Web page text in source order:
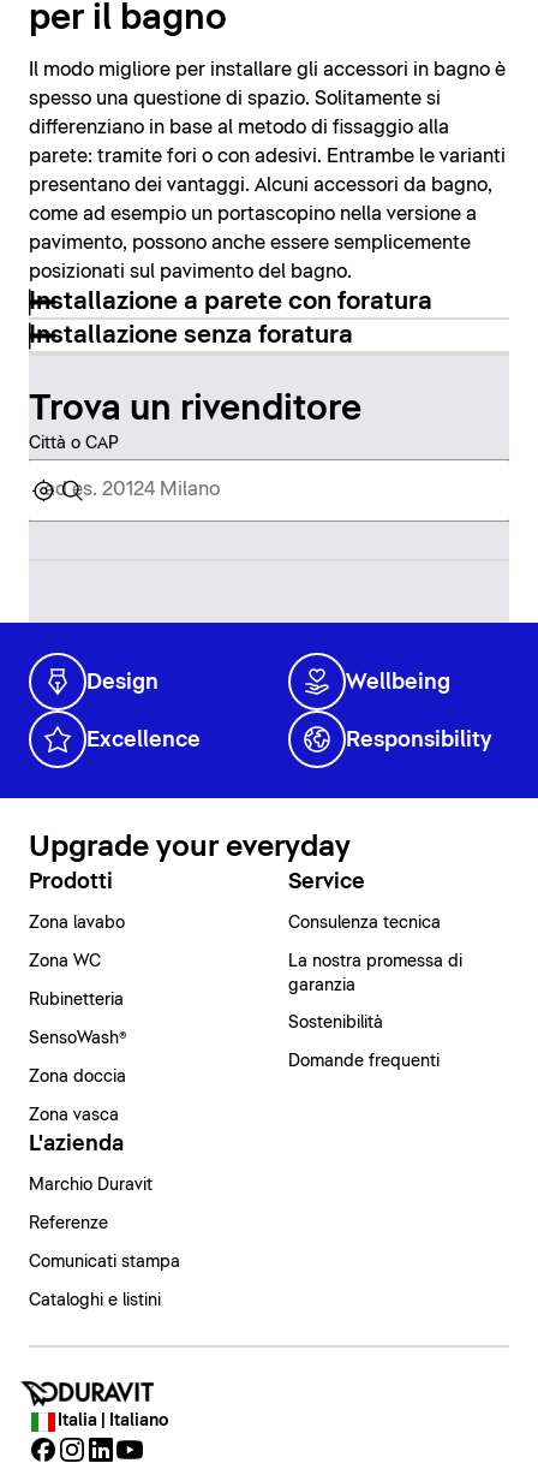
per il bagno
Il modo migliore per installare gli accessori in bagno è
spesso una questione di spazio. Solitamente si
differenziano in base al metodo di fissaggio alla
parete: tramite fori o con adesivi. Entrambe le varianti
presentano dei vantaggi. Alcuni accessori da bagno,
come ad esempio un portascopino nella versione a
pavimento, possono anche essere semplicemente
posizionati sul pavimento del bagno.
Installazione a parete con foratura
Installazione senza foratura
Trova un rivenditore
Città o CAP
Design Wellbeing
Excellence Responsibility
Upgrade your everyday
Prodotti
Zona lavabo
Zona WC
Rubinetteria
SensoWash®
Zona doccia
Zona vasca
Service
Consulenza tecnica
La nostra promessa di
garanzia
Sostenibilità
Domande frequenti
L'azienda
Marchio Duravit
Referenze
Comunicati stampa
Cataloghi e listini
Italia | Italiano